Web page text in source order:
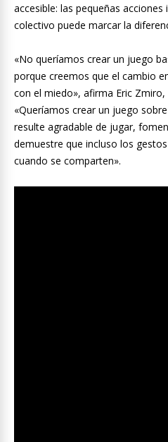
accesible: las pequeñas
colectivo puede marcar la
«No queríamos crear un juego
porque creemos que el cambio
con el miedo», afirma Eric
«Queríamos crear un juego
resulte agradable de jugar,
demuestre que incluso los
cuando se comparten».